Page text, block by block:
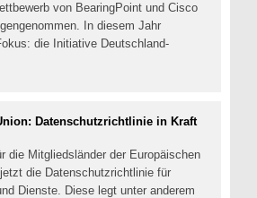
von BearingPoint und Cisco
In diesem Jahr
die Initiative Deutschland-
Datenschutzrichtlinie in Kraft
die Mitgliedsländer der Europäischen
die Datenschutzrichtlinie für
Dienste. Diese legt unter anderem